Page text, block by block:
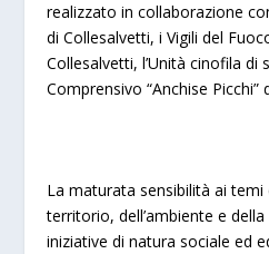
realizzato in collaborazione
di Collesalvetti, i Vigili del
Collesalvetti, l’Unità cinofila di
Comprensivo “Anchise Picchi”
La maturata sensibilità ai temi
territorio, dell’ambiente e
iniziative di natura sociale ed